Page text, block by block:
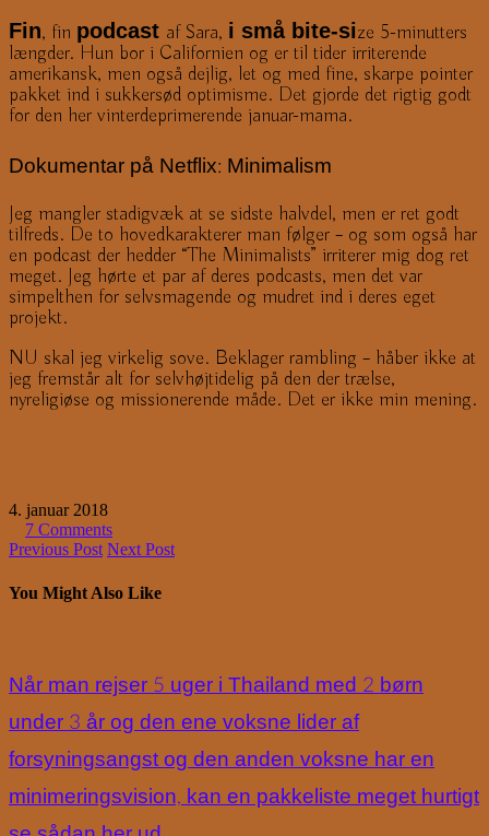
Fin, fin podcast af Sara, i små bite-size 5-minutters
længder. Hun bor i Californien og er til tider irriterende
amerikansk, men også dejlig, let og med fine, skarpe pointer
pakket ind i sukkersød optimisme. Det gjorde det rigtig godt
for den her vinterdeprimerende januar-mama.
Dokumentar på Netflix: Minimalism
Jeg mangler stadigvæk at se sidste halvdel, men er ret godt
tilfreds. De to hovedkarakterer man følger – og som også har
en podcast der hedder “The Minimalists” irriterer mig dog ret
meget. Jeg hørte et par af deres podcasts, men det var
simpelthen for selvsmagende og mudret ind i deres eget
projekt.
NU skal jeg virkelig sove. Beklager rambling – håber ikke at
jeg fremstår alt for selvhøjtidelig på den der trælse,
nyreligiøse og missionerende måde. Det er ikke min mening.
4. januar 2018
7 Comments
Previous Post Next Post
You Might Also Like
Når man rejser 5 uger i Thailand med 2 børn
under 3 år og den ene voksne lider af
forsyningsangst og den anden voksne har en
minimeringsvision, kan en pakkeliste meget hurtigt